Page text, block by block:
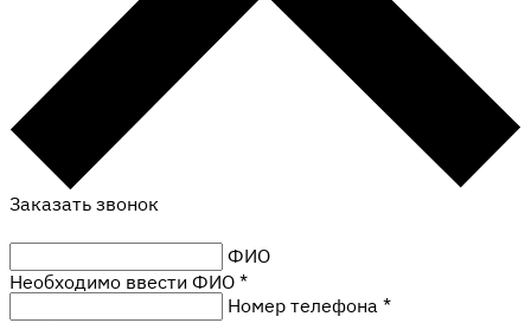
Заказать звонок
ФИО
Необходимо ввести ФИО *
Номер телефона *